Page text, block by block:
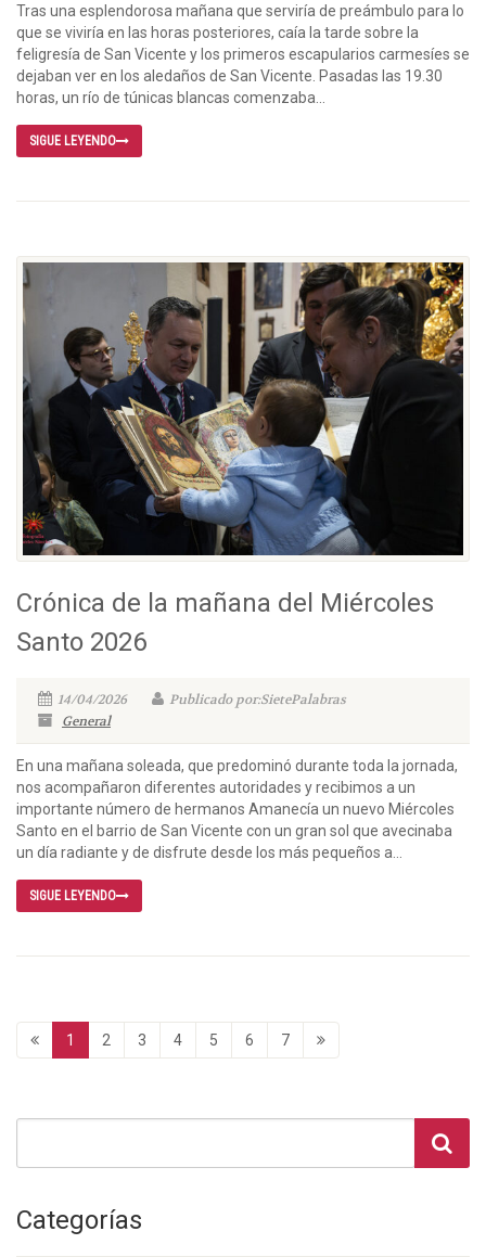
Tras una esplendorosa mañana que serviría de preámbulo para lo
que se viviría en las horas posteriores, caía la tarde sobre la
feligresía de San Vicente y los primeros escapularios carmesíes se
dejaban ver en los aledaños de San Vicente. Pasadas las 19.30
horas, un río de túnicas blancas comenzaba...
SIGUE LEYENDO
Crónica de la mañana del Miércoles
Santo 2026
14/04/2026
Publicado por:SietePalabras
General
En una mañana soleada, que predominó durante toda la jornada,
nos acompañaron diferentes autoridades y recibimos a un
importante número de hermanos Amanecía un nuevo Miércoles
Santo en el barrio de San Vicente con un gran sol que avecinaba
un día radiante y de disfrute desde los más pequeños a...
SIGUE LEYENDO
1 2 3 4 5 6 7
Categorías